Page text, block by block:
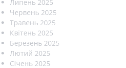
Липень 2025
Червень 2025
Травень 2025
Квітень 2025
Березень 2025
Лютий 2025
Січень 2025